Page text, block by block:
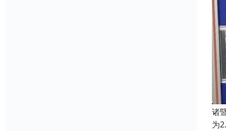
诸
为